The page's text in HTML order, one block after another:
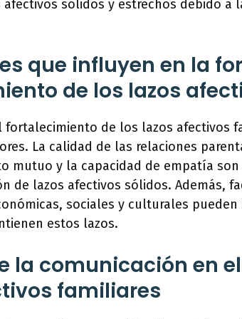
sólidos y estrechos debido a
que influyen en la
de los lazos
fortalecimiento de los lazos afectivos
La calidad de las relaciones
mutuo y la capacidad de empatía
de lazos afectivos sólidos. Además,
sociales y culturales
estos lazos.
la comunicación en
familiares